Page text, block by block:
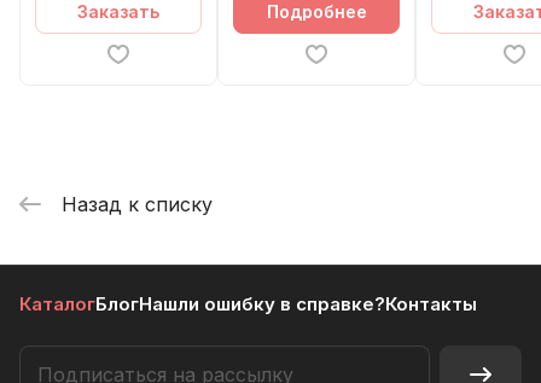
Заказать Подробнее
Назад к списку
КаталогБлогНашли ошибку в справке?Контакты